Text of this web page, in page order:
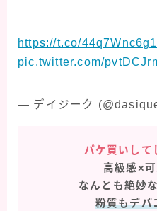
https://t.co/44q7Wnc6g1
pic.twitter.com/
— デイジーク
パケ買いし
高級感×
なんとも絶妙
粉質もデパ